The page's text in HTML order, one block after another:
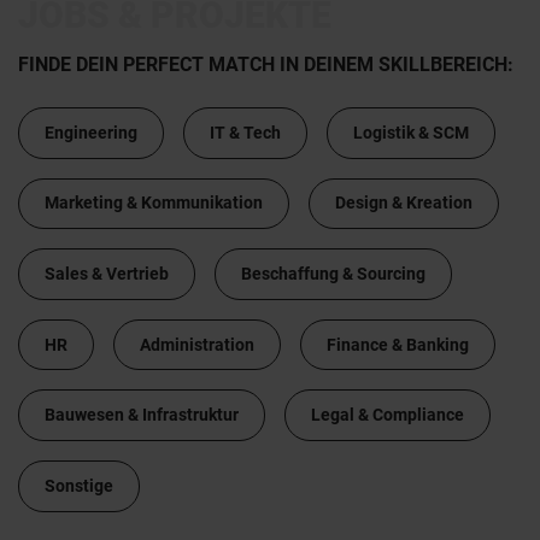
FINDE DEIN PERFECT MATCH IN DEINEM SKILLBEREICH:
Engineering IT & Tech Logistik & SCM
Marketing & Kommunikation Design & Kreation
Sales & Vertrieb Beschaffung & Sourcing
HR Administration Finance & Banking
Bauwesen & Infrastruktur Legal & Compliance
Sonstige